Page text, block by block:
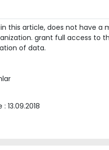
this article, does not have a
grant full access to
of data.
: 13.09.2018